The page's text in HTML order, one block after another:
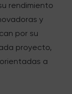
rendimiento
y
por su
proyecto,
a